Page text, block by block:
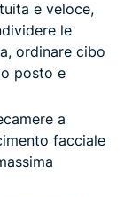
e veloce,
le
ordinare cibo
posto e
a
facciale